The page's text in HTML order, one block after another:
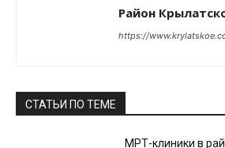
Район
https://
СТАТЬИ ПО ТЕМЕ
МРТ-клиники в